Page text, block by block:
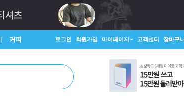
커피 로그인 회원가입 마이페이지 고객센터 장바구